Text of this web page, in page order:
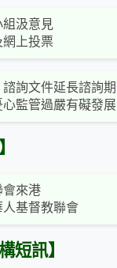
組汲意見
上投票
諮詢文件延長諮詢期
監管過嚴有礙發展
會來港
基督教聯會
短訊】